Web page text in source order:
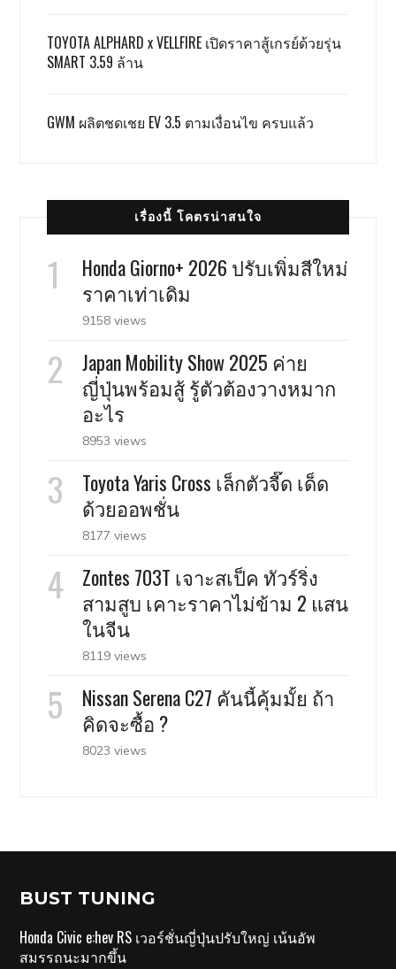
TOYOTA ALPHARD x VELLFIRE เปิดราคาสู้เกรย์ด้วยรุ่น
SMART 3.59 ล้าน
GWM ผลิตชดเชย EV 3.5 ตามเงื่อนไข ครบแล้ว
เรื่องนี้ โคตรน่าสนใจ
Honda Giorno+ 2026 ปรับเพิ่มสีใหม่
ราคาเท่าเดิม
9158 views
Japan Mobility Show 2025 ค่าย
ญี่ปุ่นพร้อมสู้ รู้ตัวต้องวางหมาก
อะไร
8953 views
Toyota Yaris Cross เล็กตัวจี๊ด เด็ด
ด้วยออพชั่น
8177 views
Zontes 703T เจาะสเป็ค ทัวร์ริ่ง
สามสูบ เคาะราคาไม่ข้าม 2 แสน
ในจีน
8119 views
Nissan Serena C27 คันนี้คุ้มมั้ย ถ้า
คิดจะซื้อ ?
8023 views
BUST TUNING
Honda Civic e:hev RS เวอร์ชั่นญี่ปุ่นปรับใหญ่ เน้นอัพ
สมรรถนะมากขึ้น